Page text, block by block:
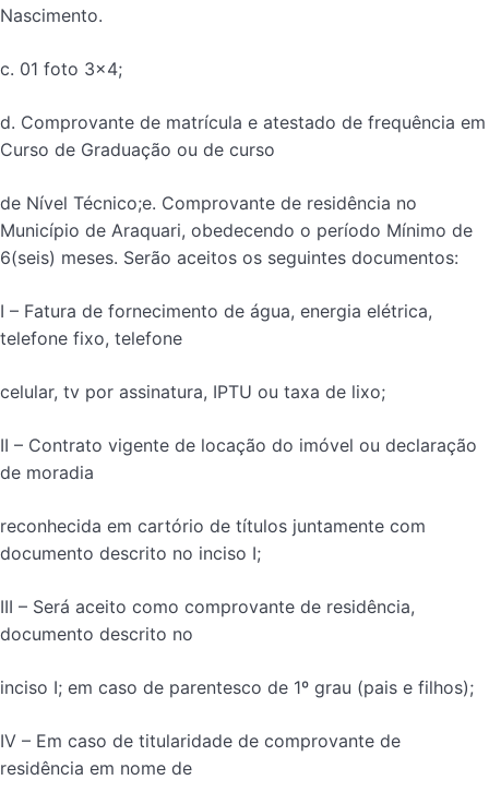
Nascimento.
c. 01 foto 3×4;
d. Comprovante de matrícula e atestado de frequência em
Curso de Graduação ou de curso
de Nível Técnico;e. Comprovante de residência no
Município de Araquari, obedecendo o período Mínimo de
6(seis) meses. Serão aceitos os seguintes documentos:
I – Fatura de fornecimento de água, energia elétrica,
telefone fixo, telefone
celular, tv por assinatura, IPTU ou taxa de lixo;
II – Contrato vigente de locação do imóvel ou declaração
de moradia
reconhecida em cartório de títulos juntamente com
documento descrito no inciso I;
III – Será aceito como comprovante de residência,
documento descrito no
inciso I; em caso de parentesco de 1º grau (pais e filhos);
IV – Em caso de titularidade de comprovante de
residência em nome de